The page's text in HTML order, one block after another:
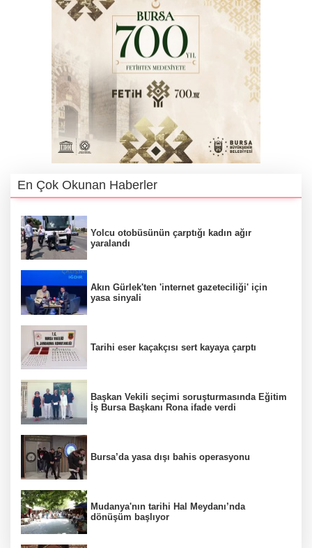
En Çok Okunan Haberler
Yolcu otobüsünün çarptığı kadın ağır
yaralandı
Akın Gürlek'ten 'internet gazeteciliği' için
yasa sinyali
Tarihi eser kaçakçısı sert kayaya çarptı
Başkan Vekili seçimi soruşturmasında Eğitim
İş Bursa Başkanı Rona ifade verdi
Bursa’da yasa dışı bahis operasyonu
Mudanya'nın tarihi Hal Meydanı’nda
dönüşüm başlıyor